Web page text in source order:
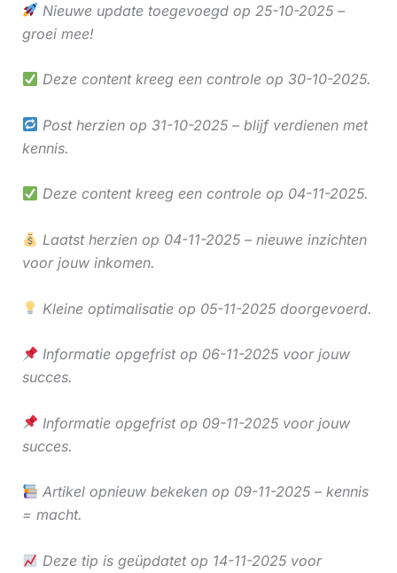
Nieuwe update toegevoegd op 25-10-2025 –
groei mee!
Deze content kreeg een controle op 30-10-2025.
Post herzien op 31-10-2025 – blijf verdienen met
kennis.
Deze content kreeg een controle op 04-11-2025.
Laatst herzien op 04-11-2025 – nieuwe inzichten
voor jouw inkomen.
Kleine optimalisatie op 05-11-2025 doorgevoerd.
Informatie opgefrist op 06-11-2025 voor jouw
succes.
Informatie opgefrist op 09-11-2025 voor jouw
succes.
Artikel opnieuw bekeken op 09-11-2025 – kennis
= macht.
Deze tip is geüpdatet op 14-11-2025 voor